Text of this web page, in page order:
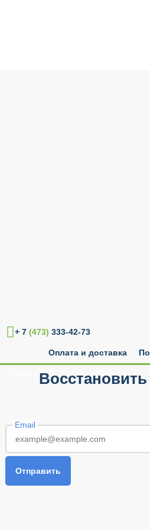
+ 7 (473) 333-42-73
Оплата и доставка
© CEPRA SHOP 2010 — 2026
Email
Отправить